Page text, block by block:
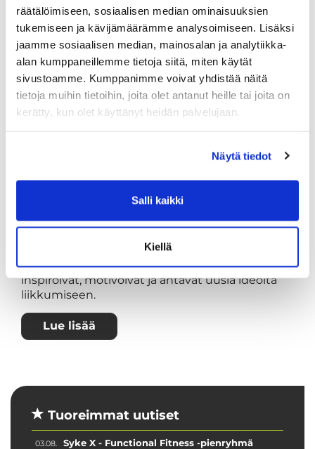
räätälöimiseen, sosiaalisen median ominaisuuksien
tukemiseen ja kävijämäärämme analysoimiseen. Lisäksi
jaamme sosiaalisen median, mainosalan ja analytiikka-
alan kumppaneillemme tietoja siitä, miten käytät
sivustoamme. Kumppanimme voivat yhdistää näitä
tietoja muihin tietoihin, joita olet antanut heille tai joita on
kerätty, kun olet käyttänyt heidän palvelujaan.
Näytä tiedot
Salli kaikki
Kiellä
Lue lisää
asiakkaidemme kokemuksia Sipoon
Tutustu asiakkaidemme kokemuksiin. Tarinat
inspiroivat, motivoivat ja antavat uusia ideoita
liikkumiseen.
Lue lisää
Tuoreimmat uutiset
03.08. Syke X - Functional Fitness -pienryhmä